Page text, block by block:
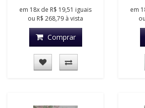
em 18x de R$ 19,51 iguais
ou R$ 268,79 à vista
Comprar
em
ou